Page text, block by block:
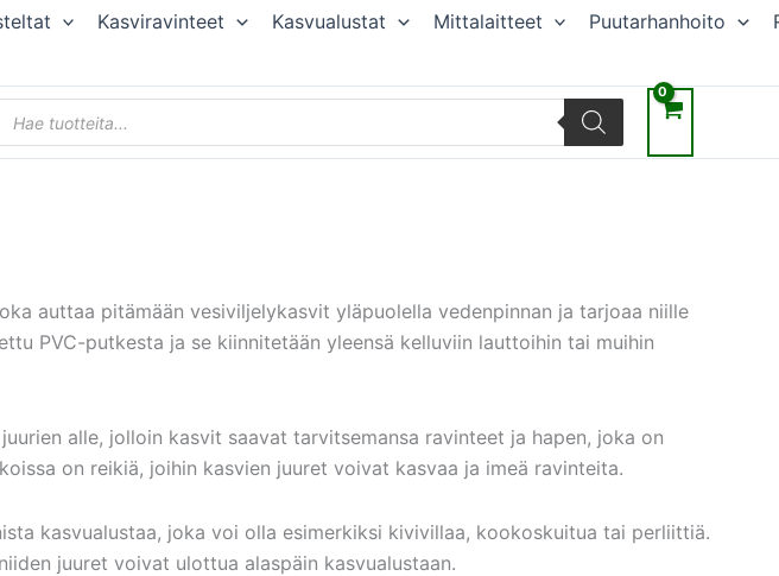
Kasviravinteet Kasvualustat Mittalaitteet Puutarhanhoito
search
auttaa pitämään vesiviljelykasvit yläpuolella vedenpinnan ja tarjoaa niille
PVC-putkesta ja se kiinnitetään yleensä kelluviin lauttoihin tai muihin
alle, jolloin kasvit saavat tarvitsemansa ravinteet ja hapen, joka on
on reikiä, joihin kasvien juuret voivat kasvaa ja imeä ravinteita.
kasvualustaa, joka voi olla esimerkiksi kivivillaa, kookoskuitua tai perliittiä.
juuret voivat ulottua alaspäin kasvualustaan.